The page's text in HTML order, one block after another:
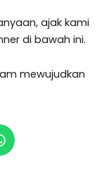
ajak kami
di bawah ini.
mewujudkan